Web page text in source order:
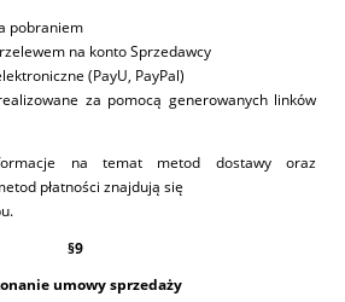
pobraniem
na konto Sprzedawcy
(PayU, PayPal)
za pomocą generowanych linków
na temat metod dostawy oraz
płatności znajdują się
§9
umowy sprzedaży